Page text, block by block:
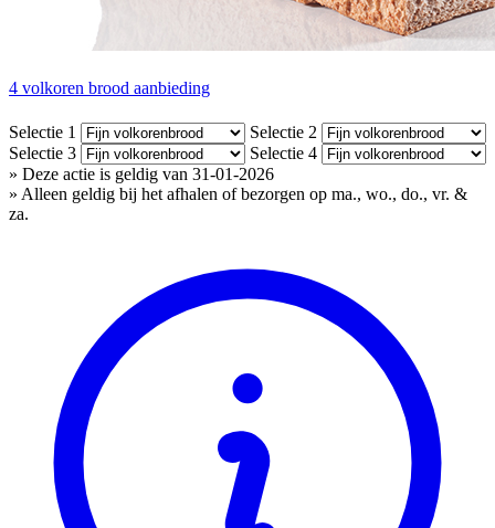
4 volkoren brood aanbieding
Selectie 1
Selectie 2
Selectie 3
Selectie 4
» Deze actie is geldig van 31-01-2026
» Alleen geldig bij het afhalen of bezorgen op ma., wo., do., vr. &
za.